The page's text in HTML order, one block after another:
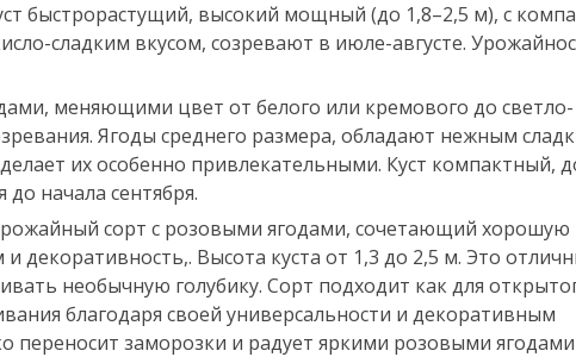
быстрорастущий, высокий мощный (до 1,8–2,5 м), с
сладким вкусом, созревают в июле-августе.
меняющими цвет от белого или кремового до светло-
Ягоды среднего размера, обладают нежным
их особенно привлекательными. Куст компактный,
начала сентября.
сорт с розовыми ягодами, сочетающий хорошую
декоративность,. Высота куста от 1,3 до 2,5 м. Это
необычную голубику. Сорт подходит как для
благодаря своей универсальности и декоративным
переносит заморозки и радует яркими розовыми